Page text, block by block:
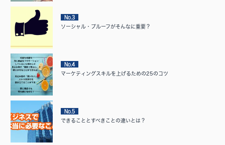
No.3
ソーシャル・プルーフがそんなに重要？
No.4
マーケティングスキルを上げるための25のコツ
No.5
できることとすべきことの違いとは？